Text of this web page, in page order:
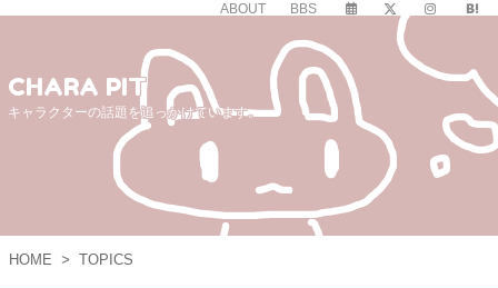
ABOUT BBS
CHARA PIT
キャラクターの話題を追っかけています。
HOME > TOPICS